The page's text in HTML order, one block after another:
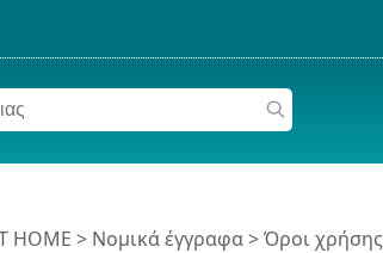
HOME > Νομικά έγγραφα > Όροι χρήσης